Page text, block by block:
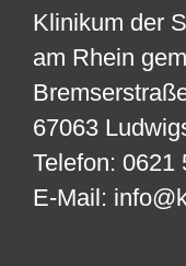
Klinikum der
am Rhein
67063
Telefon: 0621
E-Mail: